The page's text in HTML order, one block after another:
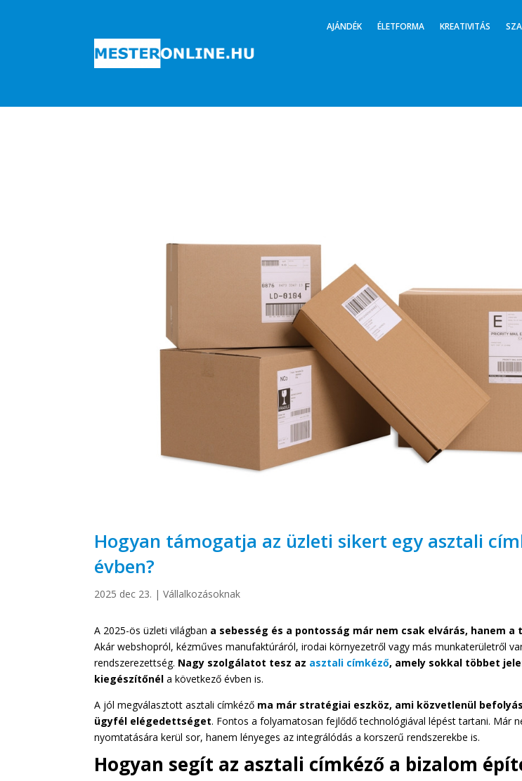
AJÁNDÉK ÉLETFORMA KREATIVITÁS
Hogyan támogatja az üzleti sikert egy asztali
évben?
2025 dec 23. |Vállalkozásoknak
A 2025-ös üzleti világban a sebesség és a pontosság már nem csak elvárás, hanem a
Akár webshopról, kézműves manufaktúráról, irodai környezetről vagy más munkaterületről
rendszerezettség. Nagy szolgálatot tesz az asztali címkéző, amely sokkal többet
kiegészítőnél a következő évben is.
A jól megválasztott asztali címkéző ma már stratégiai eszköz, ami közvetlenül
ügyfél elégedettséget. Fontos a folyamatosan fejlődő technológiával lépést tartani. Már
nyomtatására kerül sor, hanem lényeges az integrálódás a korszerű rendszerekbe is.
Hogyan segít az asztali címkéző a bizalom